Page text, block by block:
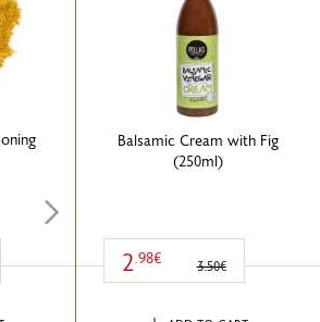
Balsamic Cream with Fig
(250ml)
2.98€ 3.50€